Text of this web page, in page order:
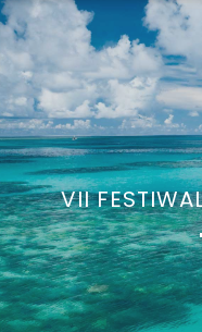
VII